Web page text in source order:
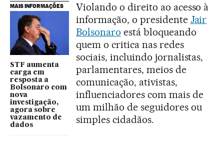
MAIS INFORMAÇÕES
STF aumenta
carga em
resposta a
Bolsonaro com
nova
investigação,
agora sobre
vazamento de
dados
Violando o direito ao acesso à
informação, o presidente Jair
Bolsonaro está bloqueando
quem o critica nas redes
sociais, incluindo jornalistas,
parlamentares, meios de
comunicação, ativistas,
influenciadores com mais de
um milhão de seguidores ou
simples cidadãos.